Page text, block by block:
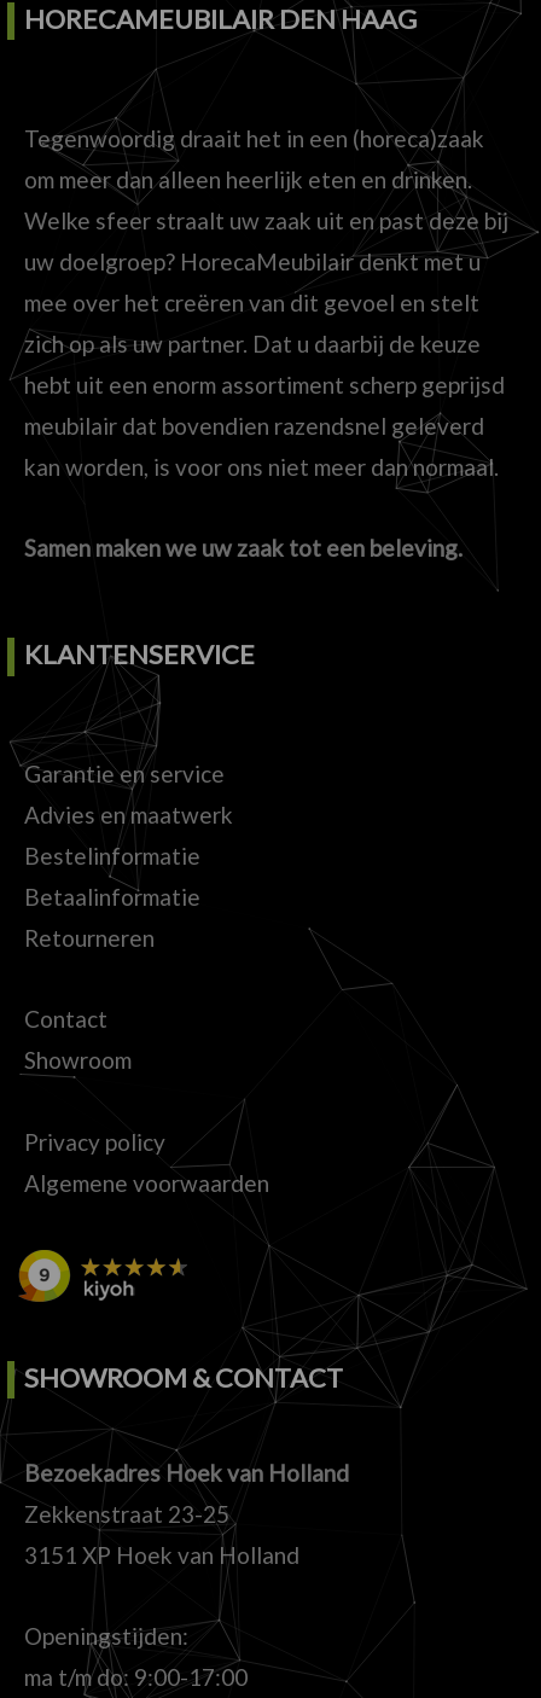
HORECAMEUBILAIR DEN HAAG
Tegenwoordig draait het in een (horeca)zaak
om meer dan alleen heerlijk eten en drinken.
Welke sfeer straalt uw zaak uit en past deze bij
uw doelgroep? HorecaMeubilair denkt met u
mee over het creëren van dit gevoel en stelt
zich op als uw partner. Dat u daarbij de keuze
hebt uit een enorm assortiment scherp geprijsd
meubilair dat bovendien razendsnel geleverd
kan worden, is voor ons niet meer dan normaal.
Samen maken we uw zaak tot een beleving.
KLANTENSERVICE
Garantie en service
Advies en maatwerk
Bestelinformatie
Betaalinformatie
Retourneren
Contact
Showroom
Privacy policy
Algemene voorwaarden
SHOWROOM & CONTACT
Bezoekadres Hoek van Holland
Zekkenstraat 23-25
3151 XP Hoek van Holland
Openingstijden:
ma t/m do: 9:00-17:00